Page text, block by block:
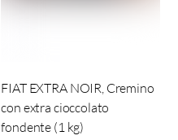
FIAT EXTRA NOIR, Cremino
con extra cioccolato
fondente (1 kg)